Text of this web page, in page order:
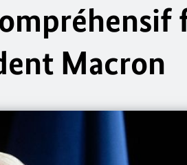
Macron